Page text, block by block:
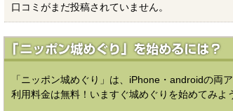
口コミがまだ投稿されていません。
「ニッポン城めぐり」は、iPhone・androidの両ア
利用料金は無料！いますぐ城めぐりを始めてみよ